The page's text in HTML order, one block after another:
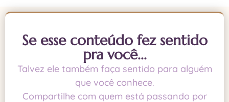
Se esse conteúdo fez sentido
pra você...
Talvez ele também faça sentido para alguém
que você conhece.
Compartilhe com quem está passando por